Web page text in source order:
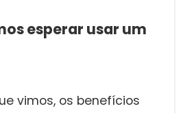
esperar usar um
vimos, os benefícios